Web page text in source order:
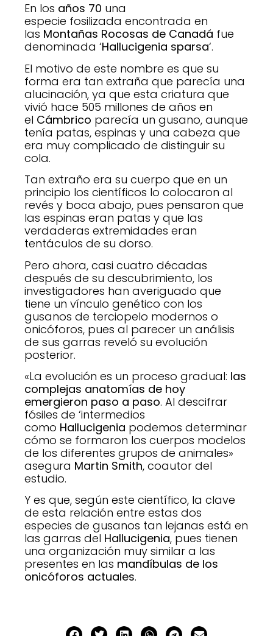
En los años 70 una
especie fosilizada encontrada en
las Montañas Rocosas de Canadá fue
denominada ‘Hallucigenia sparsa‘.
El motivo de este nombre es que su
forma era tan extraña que parecía una
alucinación, ya que esta criatura que
vivió hace 505 millones de años en
el Cámbrico parecía un gusano, aunque
tenía patas, espinas y una cabeza que
era muy complicado de distinguir su
cola.
Tan extraño era su cuerpo que en un
principio los científicos lo colocaron al
revés y boca abajo, pues pensaron que
las espinas eran patas y que las
verdaderas extremidades eran
tentáculos de su dorso.
Pero ahora, casi cuatro décadas
después de su descubrimiento, los
investigadores han averiguado que
tiene un vínculo genético con los
gusanos de terciopelo modernos o
onicóforos, pues al parecer un análisis
de sus garras reveló su evolución
posterior.
«La evolución es un proceso gradual: las
complejas anatomías de hoy
emergieron paso a paso. Al descifrar
fósiles de ‘intermedios
como Hallucigenia podemos determinar
cómo se formaron los cuerpos modelos
de los diferentes grupos de animales»
asegura Martin Smith, coautor del
estudio.
Y es que, según este científico, la clave
de esta relación entre estas dos
especies de gusanos tan lejanas está en
las garras del Hallucigenia, pues tienen
una organización muy similar a las
presentes en las mandíbulas de los
onicóforos actuales.